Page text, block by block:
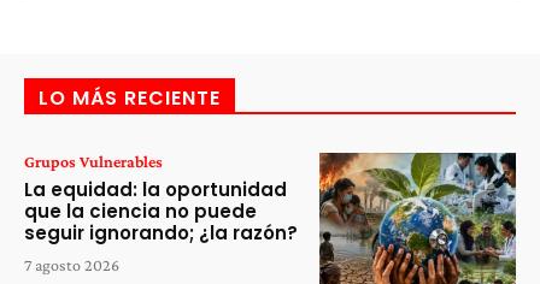
LO MÁS RECIENTE
Grupos Vulnerables
La equidad: la oportunidad
que la ciencia no puede
seguir ignorando; ¿la razón?
7 agosto 2026